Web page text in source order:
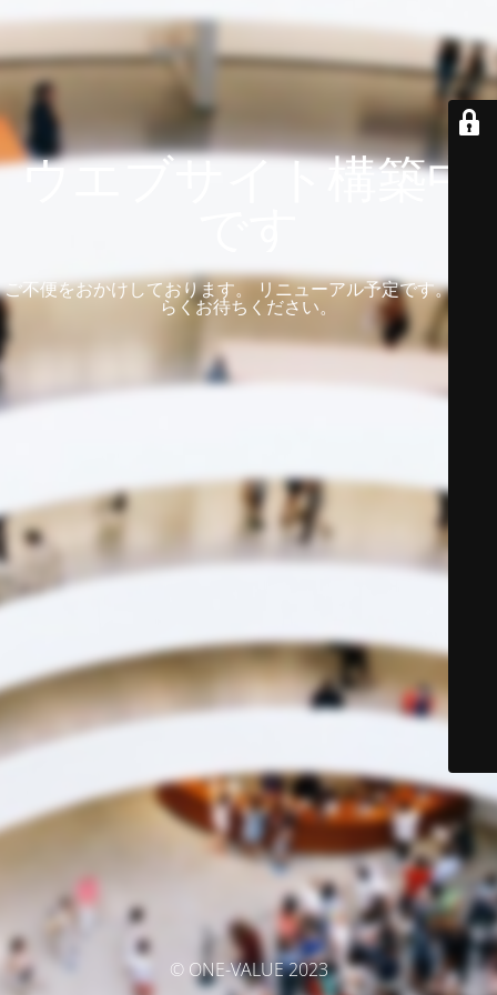
ウエブサイト構築中
ご不便をおかけしております。 リニューアル予定です。 しば
らくお待ちください。
© ONE-VALUE 2023